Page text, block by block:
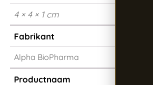
4 × 4 × 1 cm
Fabrikant
Alpha BioPharma
Productnaam